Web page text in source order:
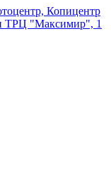
Копицентр
ТРЦ "Максимир", 1